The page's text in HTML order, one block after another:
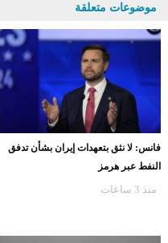
موضوعات متعلقة
فانس: لا نثق بتعهدات إيران بشأن تدفق
النفط عبر هرمز
منذ 3 ساعات